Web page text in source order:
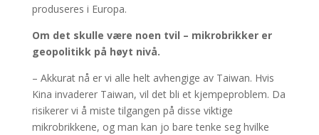
produseres i Europa.
Om det skulle være noen tvil – mikrobrikker er
geopolitikk på høyt nivå.
– Akkurat nå er vi alle helt avhengige av Taiwan. Hvis
Kina invaderer Taiwan, vil det bli et kjempeproblem. Da
risikerer vi å miste tilgangen på disse viktige
mikrobrikkene, og man kan jo bare tenke seg hvilke